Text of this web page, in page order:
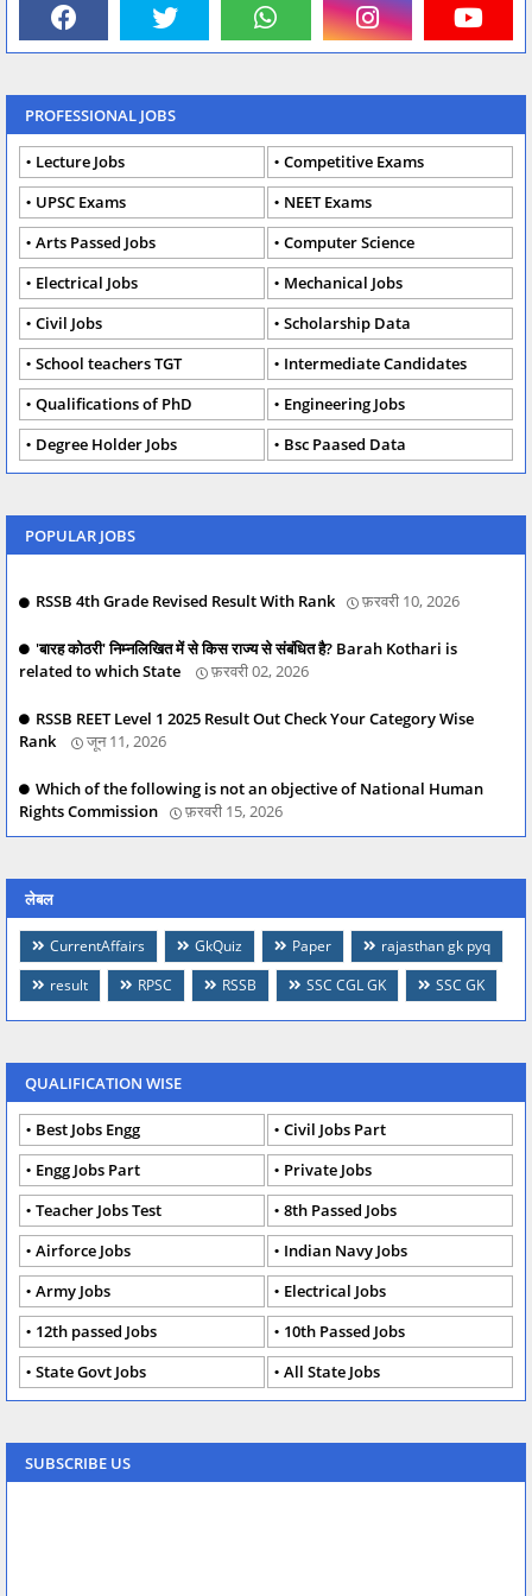
PROFESSIONAL JOBS
Lecture Jobs
Competitive Exams
UPSC Exams
NEET Exams
Arts Passed Jobs
Computer Science
Electrical Jobs
Mechanical Jobs
Civil Jobs
Scholarship Data
School teachers TGT
Intermediate Candidates
Qualifications of PhD
Engineering Jobs
Degree Holder Jobs
Bsc Paased Data
POPULAR JOBS
RSSB 4th Grade Revised Result With Rank फ़रवरी 10, 2026
'बारह कोठरी' निम्नलिखित में से किस राज्य से संबंधित है? Barah Kothari is
related to which State
फ़रवरी 02, 2026
RSSB REET Level 1 2025 Result Out Check Your Category Wise
Rank
जून 11, 2026
Which of the following is not an objective of National Human
Rights Commission
फ़रवरी 15, 2026
लेबल
CurrentAffairs GkQuiz Paper
rajasthan gk pyq
result
RPSC RSSB SSC CGL GK SSC GK
QUALIFICATION WISE
Best Jobs Engg
Civil Jobs Part
Engg Jobs Part
Private Jobs
Teacher Jobs Test
8th Passed Jobs
Airforce Jobs
Indian Navy Jobs
Army Jobs
Electrical Jobs
12th passed Jobs
10th Passed Jobs
State Govt Jobs
All State Jobs
SUBSCRIBE US